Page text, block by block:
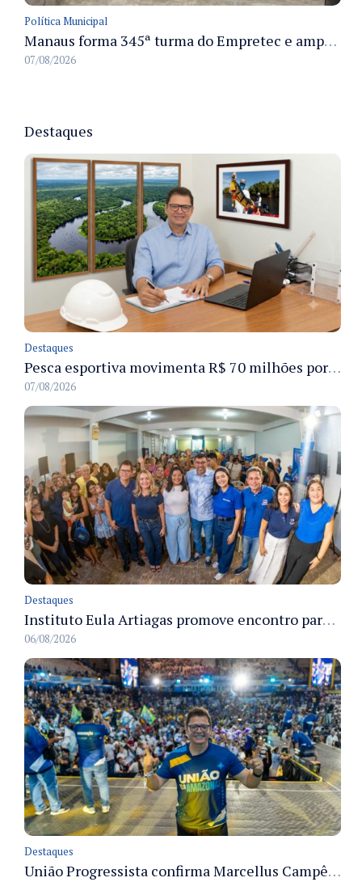
Política Municipal
Manaus forma 345ª turma do Empretec e amplia qualificação de empreendedores na cidade
07/08/2026
Destaques
Destaques
Pesca esportiva movimenta R$ 70 milhões por ano e ganha espaço na economia sustentável do Amazonas
07/08/2026
Destaques
Instituto Eula Artiagas promove encontro para discutir melhorias para o bairro Petrópolis
06/08/2026
Destaques
União Progressista confirma Marcellus Campêlo como candidato a deputado estadual